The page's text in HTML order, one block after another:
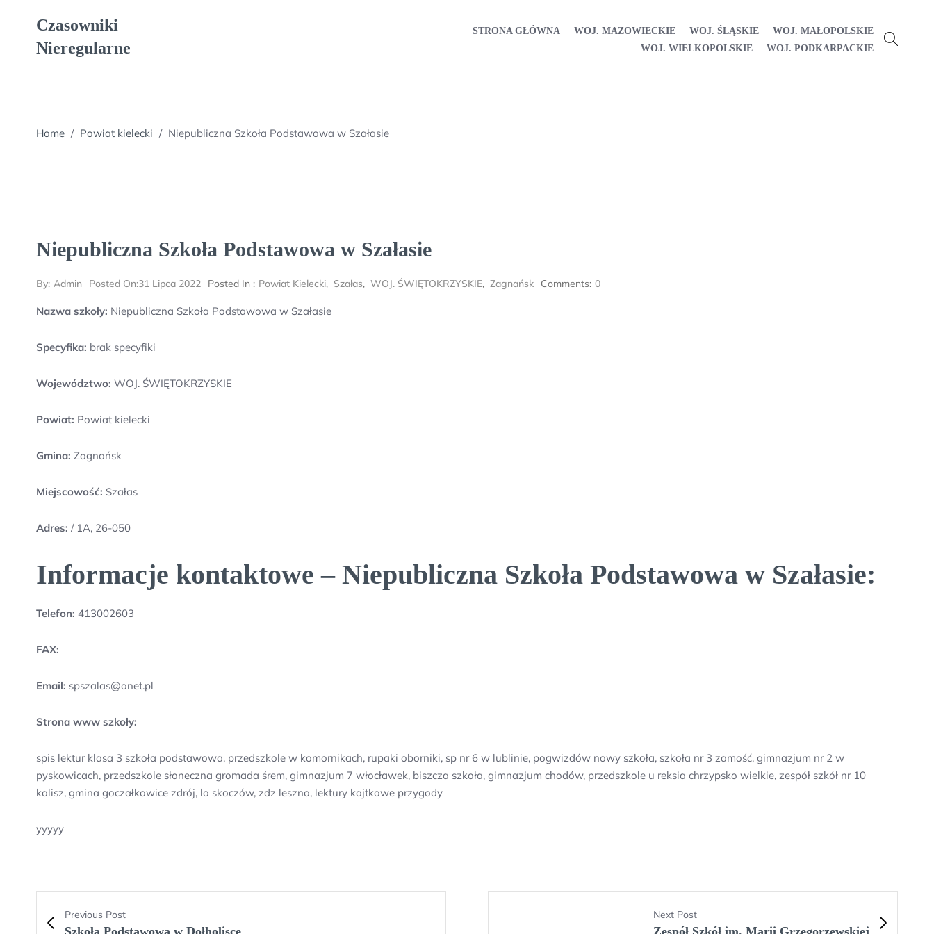
Czasowniki
Nieregularne
STRONA GŁÓWNA WOJ. MAZOWIECKIE WOJ. ŚLĄSKIE
WOJ. MAŁOPOLSKIE
WOJ. WIELKOPOLSKIE
WOJ. PODKARPACKIE
Home / Powiat kielecki / Niepubliczna Szkoła Podstawowa w Szałasie
Niepubliczna Szkoła Podstawowa w Szałasie
By: Admin Posted On:31 Lipca 2022 Posted In : Powiat Kielecki, Szałas, WOJ. ŚWIĘTOKRZYSKIE, Zagnańsk Comments: 0
Nazwa szkoły: Niepubliczna Szkoła Podstawowa w Szałasie
Specyfika: brak specyfiki
Województwo: WOJ. ŚWIĘTOKRZYSKIE
Powiat: Powiat kielecki
Gmina: Zagnańsk
Miejscowość: Szałas
Adres: / 1A, 26-050
Informacje kontaktowe – Niepubliczna Szkoła Podstawowa w Szałasie:
Telefon: 413002603
FAX:
Email: spszalas@onet.pl
Strona www szkoły:
spis lektur klasa 3 szkoła podstawowa, przedszkole w komornikach, rupaki oborniki, sp nr 6 w lublinie, pogwizdów nowy szkoła, szkoła nr 3 zamość, gimnazjum nr 2 w
pyskowicach, przedszkole słoneczna gromada śrem, gimnazjum 7 włocławek, biszcza szkoła, gimnazjum chodów, przedszkole u reksia chrzypsko wielkie, zespół szkół nr 10
kalisz, gmina goczałkowice zdrój, lo skoczów, zdz leszno, lektury kajtkowe przygody
yyyyy
Previous Post
Szkoła Podstawowa w Dołholisce
Next Post
Zespół Szkół im. Marii Grzegorzewskiej